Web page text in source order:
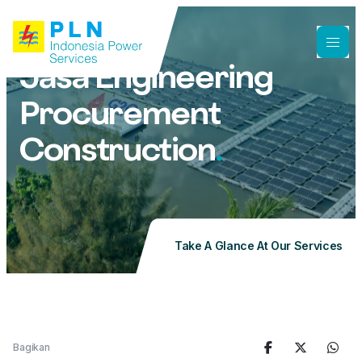
Jasa Engineering
Procurement
Construction.
Take A Glance At Our Services
Bagikan